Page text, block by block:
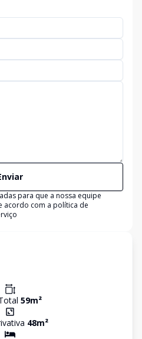
para que a nossa equipe
acordo com a política de
59m²
48m²